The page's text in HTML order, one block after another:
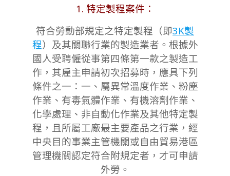
1. 特定製程案件：
符合勞動部規定之特定製程（即3K製
程）及其關聯行業的製造業者。根據外
國人受聘僱從事第四條第一款之製造工
作，其雇主申請初次招募時，應具下列
條件之一：一、屬異常溫度作業、粉塵
作業、有毒氣體作業、有機溶劑作業、
化學處理、非自動化作業及其他特定製
程，且所屬工廠最主要產品之行業，經
中央目的事業主管機關或自由貿易港區
管理機關認定符合附規定者，才可申請
外勞。